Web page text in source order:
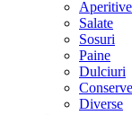
Aperitive
Salate
Sosuri
Paine
Dulciuri
Diverse